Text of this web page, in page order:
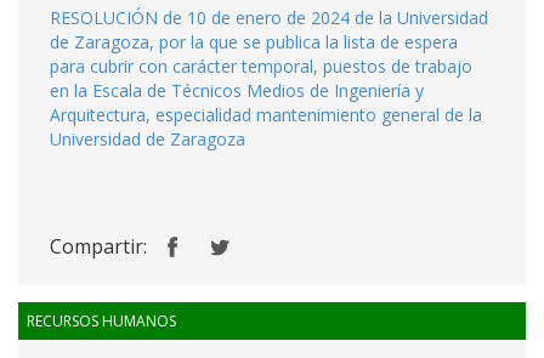
RESOLUCIÓN de 10 de enero de 2024 de la Universidad
de Zaragoza, por la que se publica la lista de espera
para cubrir con carácter temporal, puestos de trabajo
en la Escala de Técnicos Medios de Ingeniería y
Arquitectura, especialidad mantenimiento general de la
Universidad de Zaragoza
Compartir:
RECURSOS HUMANOS